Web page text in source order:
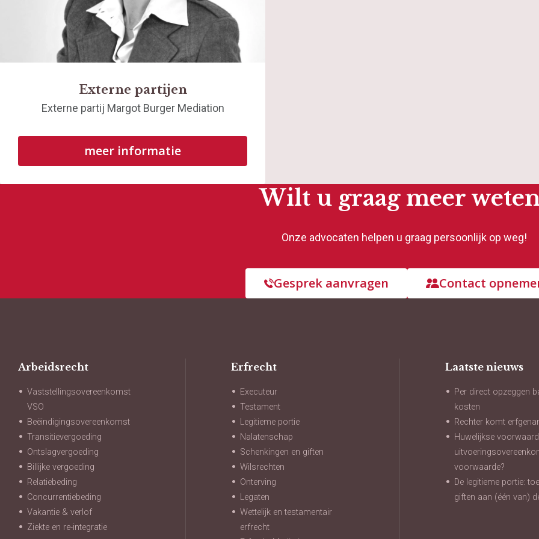
Externe partijen
Externe partij Margot Burger Mediation
meer informatie
Wilt u graag meer
Onze advocaten helpen u graag persoonlijk op weg!
Gesprek aanvragen Contact
Arbeidsrecht
Vaststellingsovereenkomst
VSO
Beëindigingsovereenkomst
Transitievergoeding
Ontslagvergoeding
Billijke vergoeding
Relatiebeding
Concurrentiebeding
Vakantie & verlof
Ziekte en re-integratie
Erfrecht
Executeur
Testament
Legitieme portie
Nalatenschap
Schenkingen en giften
Wilsrechten
Onterving
Legaten
Wettelijk en testamentair
erfrecht
Laatste nieuws
Per direct opzeggen
kosten
Rechter komt
Huwelijkse
voorwaarde?
De legitieme portie:
giften aan (één van)